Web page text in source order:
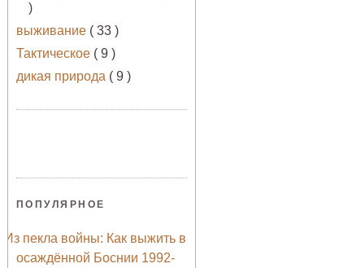
)
выживание ( 33 )
Тактическое ( 9 )
дикая природа ( 9 )
ПОПУЛЯРНОЕ
Из пекла войны: Как выжить в
осаждённой Боснии 1992-